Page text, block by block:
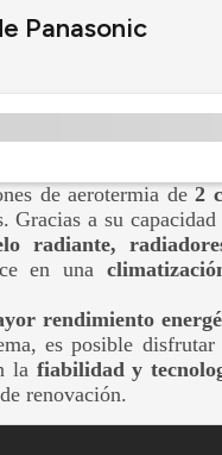
Panasonic
de aerotermia de2
Gracias a su
radiante,
en una
rendimiento
es posible
la fiabilidad y
renovación.